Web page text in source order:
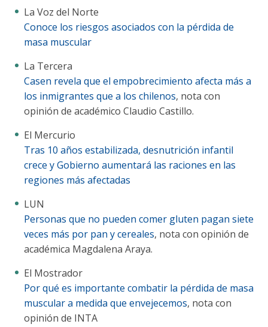
La Voz del Norte
Conoce los riesgos asociados con la pérdida de
masa muscular
La Tercera
Casen revela que el empobrecimiento afecta más a
los inmigrantes que a los chilenos, nota con
opinión de académico Claudio Castillo.
El Mercurio
Tras 10 años estabilizada, desnutrición infantil
crece y Gobierno aumentará las raciones en las
regiones más afectadas
LUN
Personas que no pueden comer gluten pagan siete
veces más por pan y cereales, nota con opinión de
académica Magdalena Araya.
El Mostrador
Por qué es importante combatir la pérdida de masa
muscular a medida que envejecemos, nota con
opinión de INTA